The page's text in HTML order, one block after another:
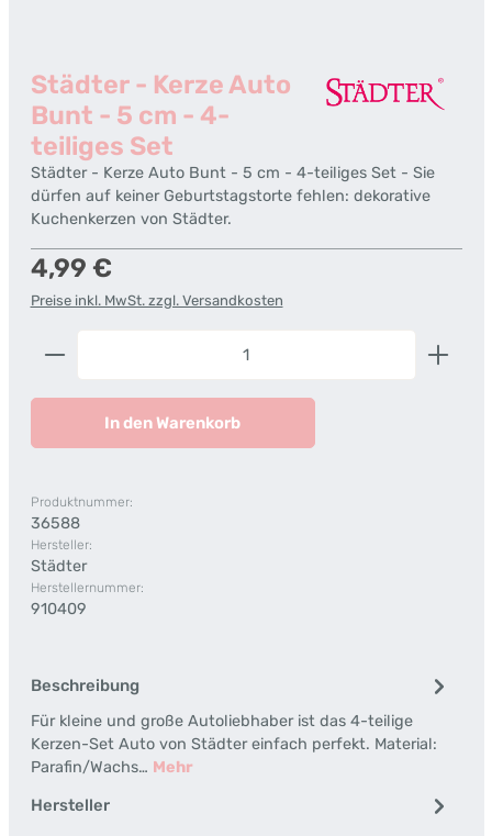
Städter - Kerze Auto
Bunt - 5 cm - 4-
teiliges Set
Städter - Kerze Auto Bunt - 5 cm - 4-teiliges Set - Sie
dürfen auf keiner Geburtstagstorte fehlen: dekorative
Kuchenkerzen von Städter.
Regulärer Preis:
4,99 €
Preise inkl. MwSt. zzgl. Versandkosten
Produkt Anzahl: Gib den gewünschten Wert ein
In den Warenkorb
Produktnummer:
36588
Hersteller:
Städter
Herstellernummer:
910409
Beschreibung
Für kleine und große Autoliebhaber ist das 4-teilige
Kerzen-Set Auto von Städter einfach perfekt. Material:
Parafin/Wachs… Mehr
Hersteller